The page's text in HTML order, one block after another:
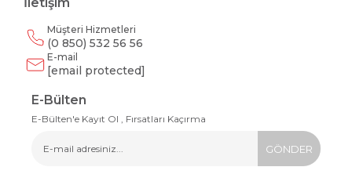
Müşteri Hizmetleri
(0 850) 532 56 56
E-mail
[email protected]
E-Bülten
E-Bülten'e Kayıt Ol , Fırsatları Kaçırma
GÖNDER